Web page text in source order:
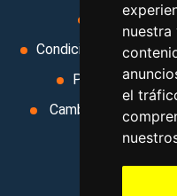
el
Aviso legal
Condiciones Generales
Política de
Cambiar